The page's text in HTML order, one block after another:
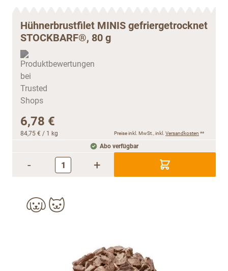
Hühnerbrustfilet MINIS gefriergetrocknet
STOCKBARF®, 80 g
6,78 €
84,75 € / 1 kg Preise inkl. MwSt., inkl. Versandkosten **
Abo verfügbar
- +